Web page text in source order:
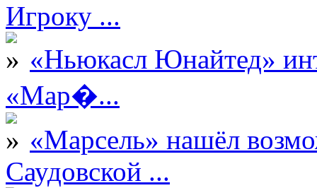
Игроку ...
«Ньюкасл Юнайтед»
«Мар�...
«Марсель» нашёл
Саудовской ...